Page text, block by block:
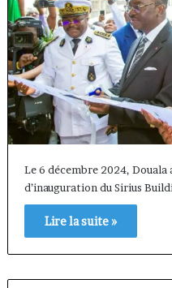
Le 6 décembre 2024,
d’inauguration du Sirius
Lire la suite »